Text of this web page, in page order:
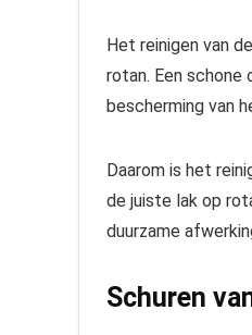
Het reinigen van
rotan. Een schone
bescherming van
Daarom is het
de juiste lak op
duurzame
Schuren